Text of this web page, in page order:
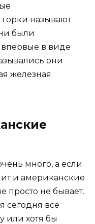
называют
были
впервые в виде
они
железная
много, а если
и американские
просто не бывает.
сегодня все
или хотя бы